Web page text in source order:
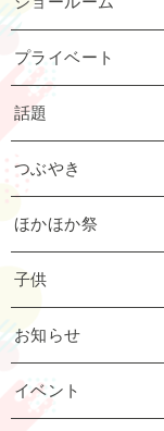
プライベート
話題
つぶやき
ほかほか祭
子供
お知らせ
イベント